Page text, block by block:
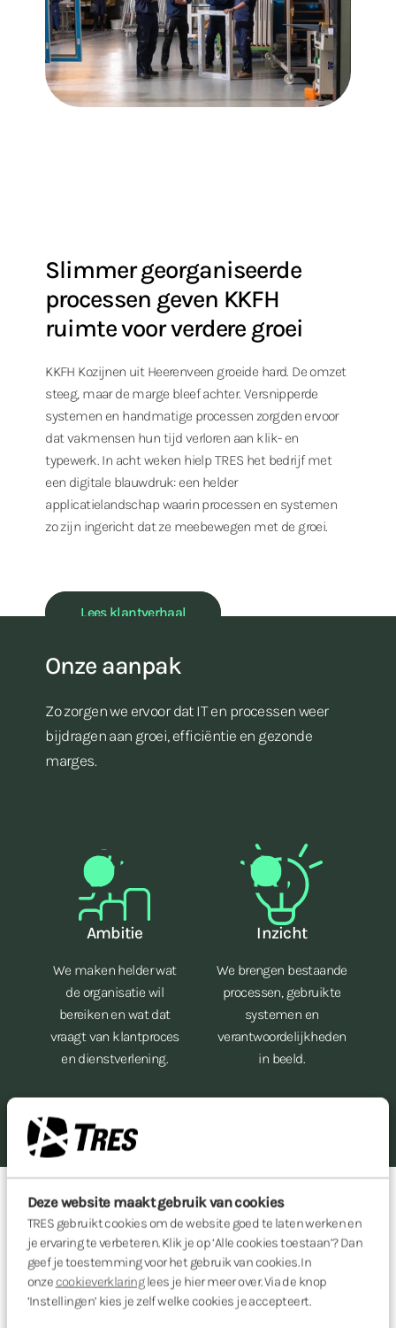
Deze website maakt gebruik van cookies
TRES gebruikt cookies om de website goed te laten werken en
je ervaring te verbeteren. Klik je op ‘Alle cookies toestaan’? Dan
geef je toestemming voor het gebruik van cookies. In
onze cookieverklaringlees je hier meer over. Via de knop
‘Instellingen’ kies je zelf welke cookies je accepteert.
Slimmer georganiseerde
processen geven KKFH
ruimte voor verdere groei
KKFH Kozijnen uit Heerenveen groeide hard. De omzet
steeg, maar de marge bleef achter. Versnipperde
systemen en handmatige processen zorgden ervoor
dat vakmensen hun tijd verloren aan klik- en
typewerk. In acht weken hielp TRES het bedrijf met
een digitale blauwdruk: een helder
applicatielandschap waarin processen en systemen
zo zijn ingericht dat ze meebewegen met de groei.
Lees klantverhaal
Onze aanpak
Zo zorgen we ervoor dat IT en processen weer
bijdragen aan groei, efficiëntie en gezonde
marges.
Ambitie
We maken helder wat
de organisatie wil
bereiken en wat dat
vraagt van klantproces
en dienstverlening.
Inzicht
We brengen bestaande
processen, gebruikte
systemen en
verantwoordelijkheden
in beeld.
Verder van blauwdruk naar realisatie
Wanneer er nieuwe systemen nodig zijn of
processen anders moeten worden ingericht,
ondersteunen we ook bij de volgende stappen.